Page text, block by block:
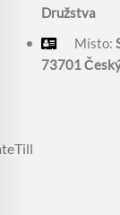
Družstva
Místo:
73701